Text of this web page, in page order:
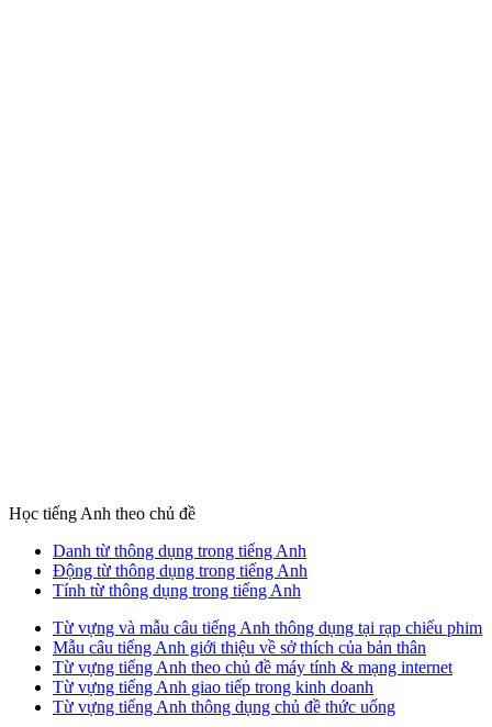
Học tiếng Anh theo chủ đề
Danh từ thông dụng trong tiếng Anh
Động từ thông dụng trong tiếng Anh
Tính từ thông dụng trong tiếng Anh
Từ vựng và mẫu câu tiếng Anh thông dụng tại rạp chiếu phim
Mẫu câu tiếng Anh giới thiệu về sở thích của bản thân
Từ vựng tiếng Anh theo chủ đề máy tính & mạng internet
Từ vựng tiếng Anh giao tiếp trong kinh doanh
Từ vựng tiếng Anh thông dụng chủ đề thức uống